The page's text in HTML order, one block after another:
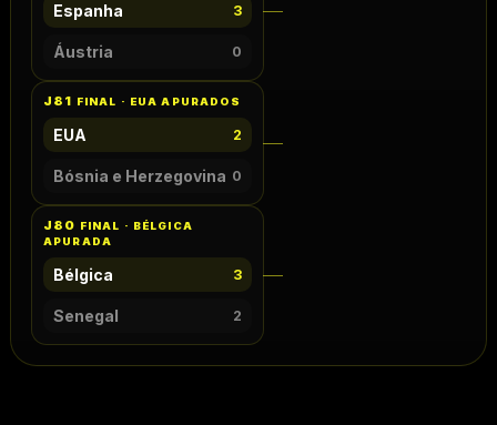
Espanha 3
Áustria 0
J81 FINAL · EUA APURADOS
EUA 2
Bósnia e Herzegovina 0
J80 FINAL · BÉLGICA
APURADA
Bélgica 3
Senegal 2